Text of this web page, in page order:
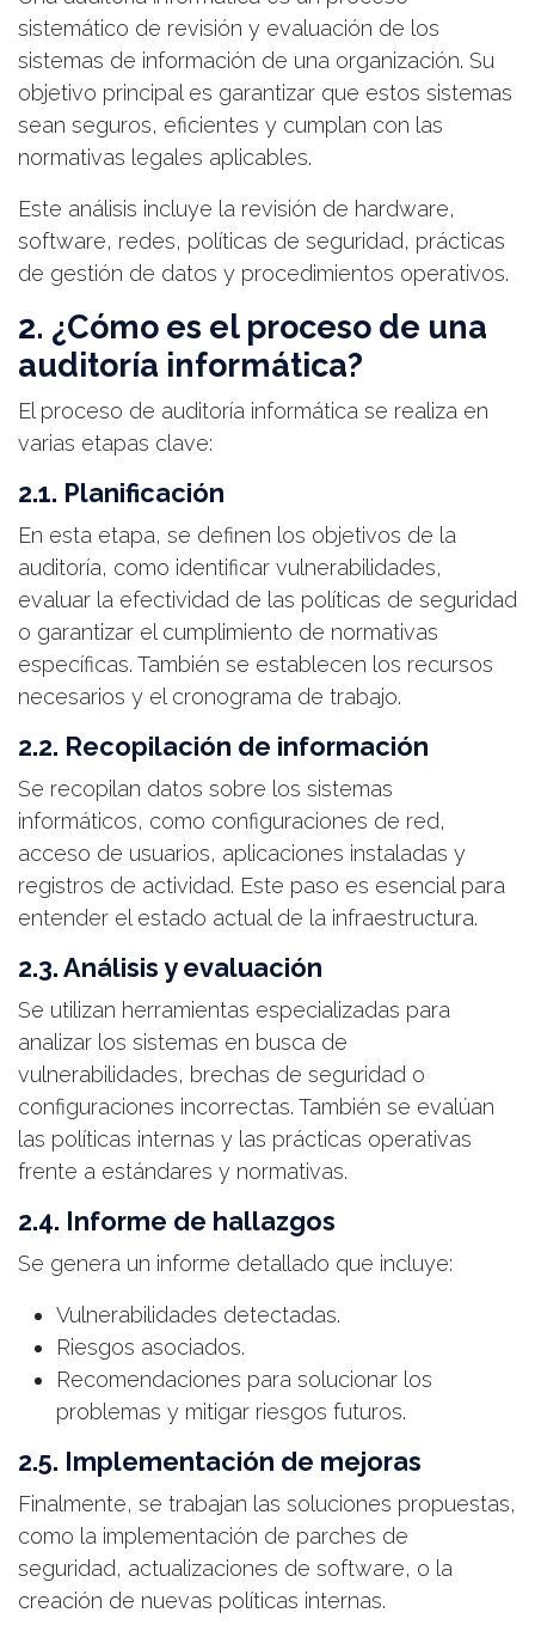
sistemático de revisión y evaluación de los
sistemas de información de una organización. Su
objetivo principal es garantizar que estos sistemas
sean seguros, eficientes y cumplan con las
normativas legales aplicables.
Este análisis incluye la revisión de hardware,
software, redes, políticas de seguridad, prácticas
de gestión de datos y procedimientos operativos.
2. ¿Cómo es el proceso de una
auditoría informática?
El proceso de auditoría informática se realiza en
varias etapas clave:
2.1. Planificación
En esta etapa, se definen los objetivos de la
auditoría, como identificar vulnerabilidades,
evaluar la efectividad de las políticas de seguridad
o garantizar el cumplimiento de normativas
específicas. También se establecen los recursos
necesarios y el cronograma de trabajo.
2.2. Recopilación de información
Se recopilan datos sobre los sistemas
informáticos, como configuraciones de red,
acceso de usuarios, aplicaciones instaladas y
registros de actividad. Este paso es esencial para
entender el estado actual de la infraestructura.
2.3. Análisis y evaluación
Se utilizan herramientas especializadas para
analizar los sistemas en busca de
vulnerabilidades, brechas de seguridad o
configuraciones incorrectas. También se evalúan
las políticas internas y las prácticas operativas
frente a estándares y normativas.
2.4. Informe de hallazgos
Se genera un informe detallado que incluye:
Vulnerabilidades detectadas.
Riesgos asociados.
Recomendaciones para solucionar los
problemas y mitigar riesgos futuros.
2.5. Implementación de mejoras
Finalmente, se trabajan las soluciones propuestas,
como la implementación de parches de
seguridad, actualizaciones de software, o la
creación de nuevas políticas internas.